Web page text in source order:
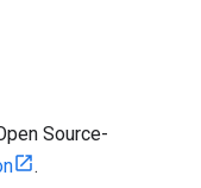
Source-
.